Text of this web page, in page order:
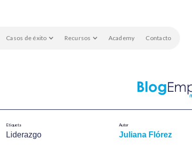
Casos de éxito Recursos Academy Contacto
Etiqueta
Liderazgo
Autor
Juliana Flórez